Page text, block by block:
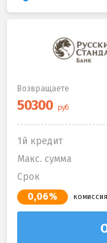
Возвращаете
1й кредит
Макс. сумма
Срок
0,06%